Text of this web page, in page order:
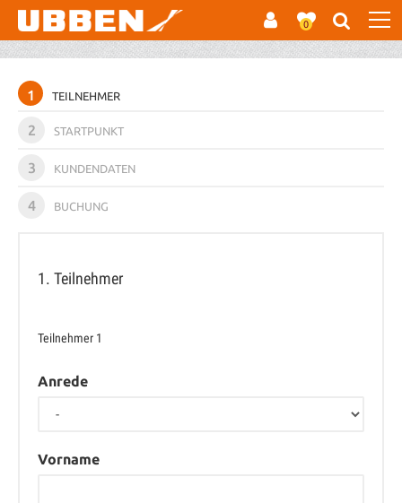
0
1 TEILNEHMER
2 STARTPUNKT
3 KUNDENDATEN
4 BUCHUNG
1. Teilnehmer
Teilnehmer 1
Anrede
Vorname